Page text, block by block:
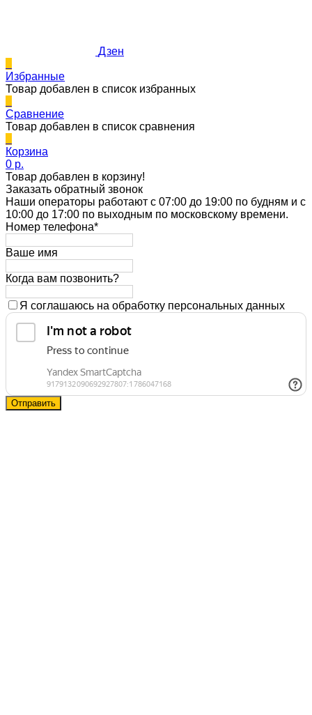
Дзен
Избранные
Товар добавлен в список избранных
Сравнение
Товар добавлен в список сравнения
Корзина
0 p.
Товар добавлен в корзину!
Заказать обратный звонок
Наши операторы работают с 07:00 до 19:00 по будням и с
10:00 до 17:00 по выходным по московскому времени.
Номер телефона*
Ваше имя
Когда вам позвонить?
Я соглашаюсь на обработку персональных данных